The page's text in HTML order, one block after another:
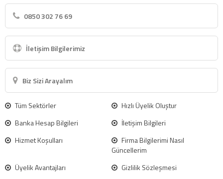
0850 302 76 69
İletişim Bilgilerimiz
Biz Sizi Arayalım
Tüm Sektörler
Hızlı Üyelik Oluştur
Banka Hesap Bilgileri
İletişim Bilgileri
Hizmet Koşulları
Firma Bilgilerimi Nasıl
Güncellerim
Üyelik Avantajları
Gizlilik Sözleşmesi